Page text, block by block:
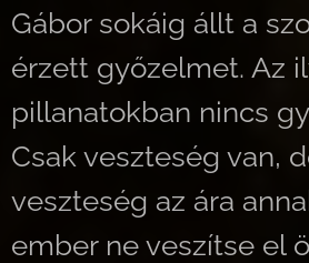
Gábor sokáig állt a
érzett győzelmet. Az
pillanatokban nincs
Csak veszteség van,
veszteség az ára
ember ne veszítse el